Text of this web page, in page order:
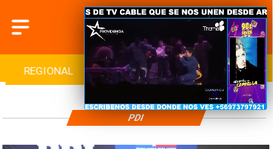
REGIONAL INTERNACIONAL DEPORTES
PDI